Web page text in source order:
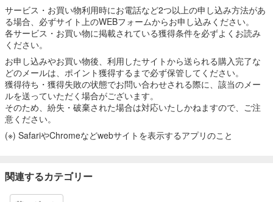
サービス・お買い物利用時にお電話など2つ以上の申し込み方法があ
る場合、必ずサイト上のWEBフォームからお申し込みください。
各サービス・お買い物に掲載されている獲得条件を必ずよくお読み
ください。
お申し込みやお買い物後、利用したサイトから送られる購入完了な
どのメールは、ポイント獲得するまで必ず保管してください。
獲得待ち・獲得失敗の状態でお問い合わせされる際に、該当のメー
ルを送っていただく場合がございます。
そのため、紛失・破棄された場合は対応いたしかねますので、ご注
意ください。
(※) SafariやChromeなどwebサイトを表示するアプリのこと
関連するカテゴリー